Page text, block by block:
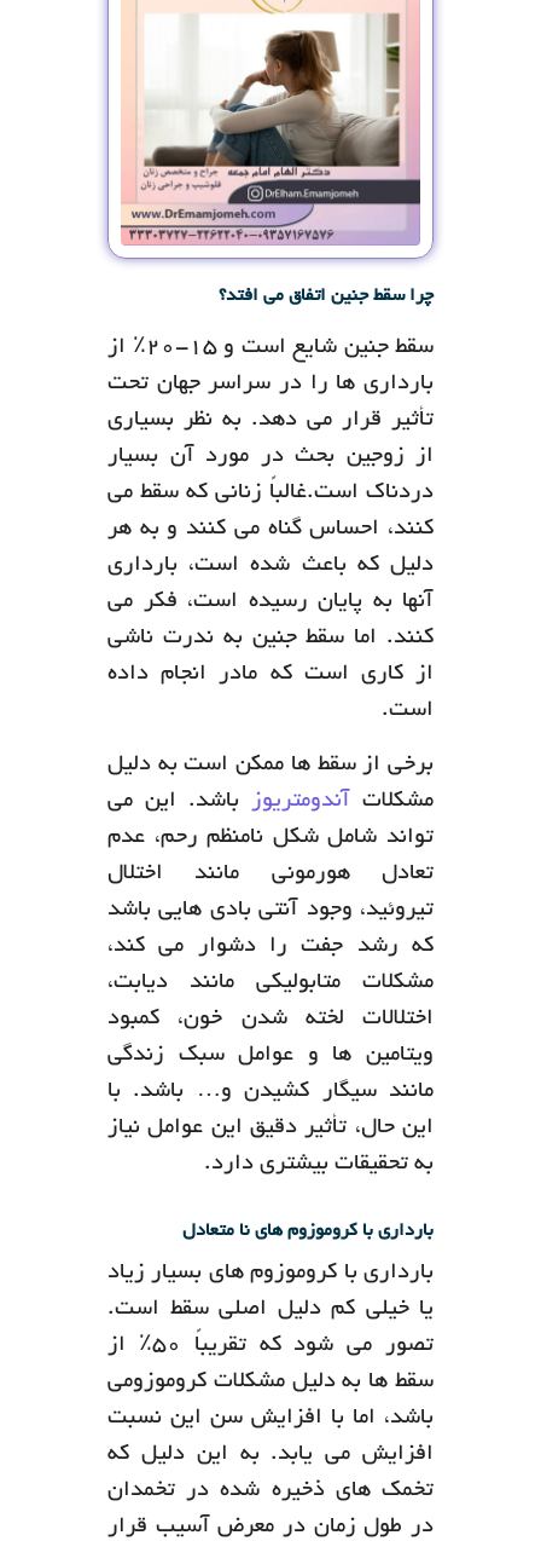
چرا سقط جنین اتفاق می افتد؟
سقط جنین شایع است و 15-20٪ از
بارداری ها را در سراسر جهان تحت
تأثیر قرار می دهد. به نظر بسیاری
از زوجین بحث در مورد آن بسیار
دردناک است.غالباً زنانی که سقط می
کنند، احساس گناه می کنند و به هر
دلیل که باعث شده است، بارداری
آنها به پایان رسیده است، فکر می
کنند. اما سقط جنین به ندرت ناشی
از کاری است که مادر انجام داده
است.
برخی از سقط ها ممکن است به دلیل
مشکلات آندومتریوز باشد. این می
تواند شامل شکل نامنظم رحم، عدم
تعادل هورمونی مانند اختلال
تیروئید، وجود آنتی بادی هایی باشد
که رشد جفت را دشوار می کند،
مشکلات متابولیکی مانند دیابت،
اختلالات لخته شدن خون، کمبود
ویتامین ها و عوامل سبک زندگی
مانند سیگار کشیدن و… باشد. با
این حال، تأثیر دقیق این عوامل نیاز
به تحقیقات بیشتری دارد.
بارداری با کروموزوم های نا متعادل
بارداری با کروموزوم های بسیار زیاد
یا خیلی کم دلیل اصلی سقط است.
تصور می شود که تقریباً 50٪ از
سقط ها به دلیل مشکلات کروموزومی
باشد، اما با افزایش سن این نسبت
افزایش می یابد. به این دلیل که
تخمک های ذخیره شده در تخمدان
در طول زمان در معرض آسیب قرار